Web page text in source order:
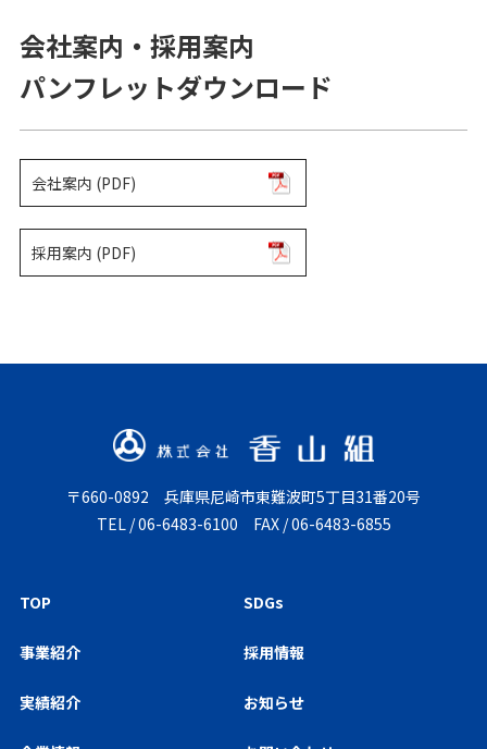
会社案内・採用案内
パンフレットダウンロード
会社案内 (PDF)
採用案内 (PDF)
〒660-0892 兵庫県尼崎市東難波町5丁目31番20号
TEL /06-6483-6100 FAX / 06-6483-6855
TOP
事業紹介
実績紹介
SDGs
採用情報
お知らせ